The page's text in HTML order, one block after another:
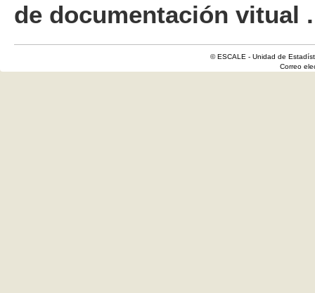
de documentación vitual
© ESCALE - Unidad de
Correo